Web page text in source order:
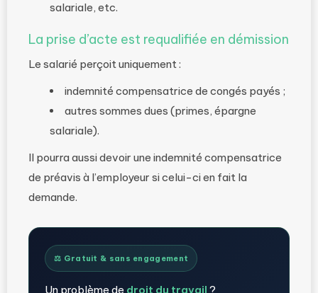
salariale, etc.
La prise d’acte est requalifiée en démission
Le salarié perçoit uniquement :
indemnité compensatrice de congés payés ;
autres sommes dues (primes, épargne
salariale).
Il pourra aussi devoir une indemnité compensatrice
de préavis à l’employeur si celui-ci en fait la
demande.
⚖️ Gratuit & sans engagement
Un problème de droit du travail ?